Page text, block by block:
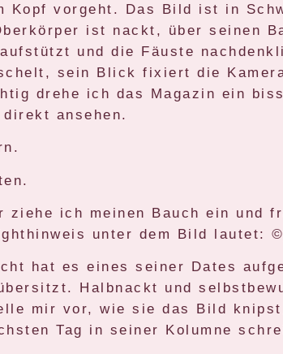
Kopf vorgeht. Das Bild ist in
ist nackt, über seinen
und die Fäuste
sein Blick fixiert die
drehe ich das Magazin ein
direkt ansehen.
ziehe ich meinen Bauch ein und
unter dem Bild lautet:
hat es eines seiner Dates
Halbnackt und
mir vor, wie sie das Bild
Tag in seiner Kolumne